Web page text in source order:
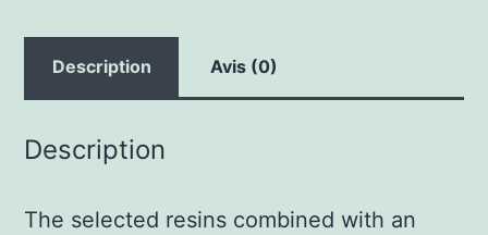
Description Avis (0)
Description
The selected resins combined with an